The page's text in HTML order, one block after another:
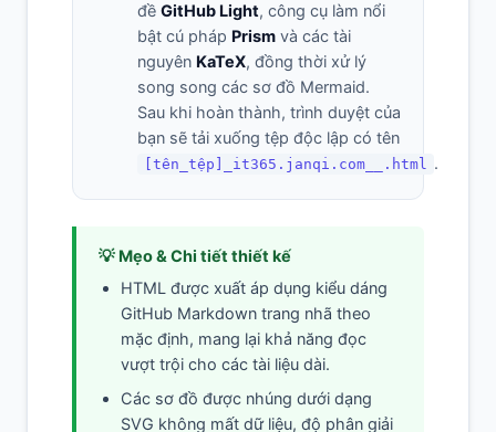
đề GitHub Light, công cụ làm nổi
bật cú pháp Prism và các tài
nguyên KaTeX, đồng thời xử lý
song song các sơ đồ Mermaid.
Sau khi hoàn thành, trình duyệt của
bạn sẽ tải xuống tệp độc lập có tên
[tên_tệp]_it365.janqi.com__.html .
💡 Mẹo & Chi tiết thiết kế
HTML được xuất áp dụng kiểu dáng
GitHub Markdown trang nhã theo
mặc định, mang lại khả năng đọc
vượt trội cho các tài liệu dài.
Các sơ đồ được nhúng dưới dạng
SVG không mất dữ liệu, độ phân giải